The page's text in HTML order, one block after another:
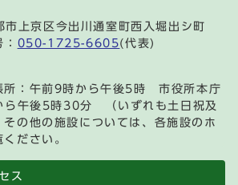
上京区今出川通室町西入堀出シ町
050-1725-6605(代表)
所：午前9時から午後5時 市役所本庁
ら午後5時30分 （いずれも土日祝及
の他の施設については、各施設のホ
ださい。
ス